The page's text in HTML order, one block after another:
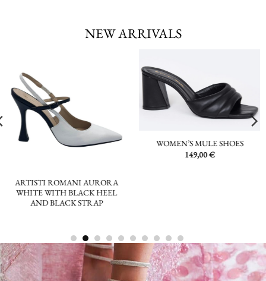
NEW ARRIVALS
ARTISTI ROMANI AURORA
WHITE WITH BLACK HEEL
AND BLACK STRAP
WOMEN’S MULE SHOES
149,00€